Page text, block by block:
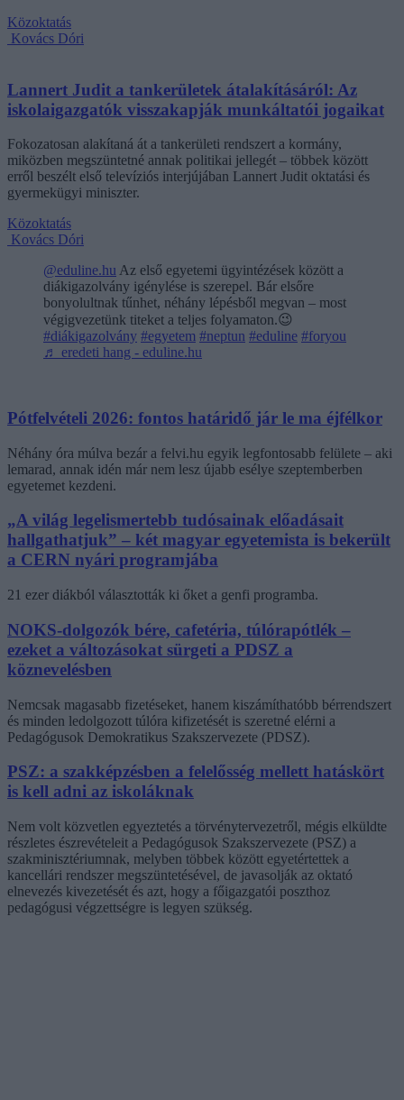
Közoktatás
Kovács Dóri
Lannert Judit a tankerületek átalakításáról: Az
iskolaigazgatók visszakapják munkáltatói jogaikat
Fokozatosan alakítaná át a tankerületi rendszert a kormány,
miközben megszüntetné annak politikai jellegét – többek között
erről beszélt első televíziós interjújában Lannert Judit oktatási és
gyermekügyi miniszter.
Közoktatás
Kovács Dóri
@eduline.hu Az első egyetemi ügyintézések között a
diákigazolvány igénylése is szerepel. Bár elsőre
bonyolultnak tűnhet, néhány lépésből megvan – most
végigvezetünk titeket a teljes folyamaton.😉
#diákigazolvány #egyetem #neptun #eduline #foryou
♬ eredeti hang - eduline.hu
Pótfelvételi 2026: fontos határidő jár le ma éjfélkor
Néhány óra múlva bezár a felvi.hu egyik legfontosabb felülete – aki
lemarad, annak idén már nem lesz újabb esélye szeptemberben
egyetemet kezdeni.
„A világ legelismertebb tudósainak előadásait
hallgathatjuk” – két magyar egyetemista is bekerült
a CERN nyári programjába
21 ezer diákból választották ki őket a genfi programba.
NOKS-dolgozók bére, cafetéria, túlórapótlék –
ezeket a változásokat sürgeti a PDSZ a
köznevelésben
Nemcsak magasabb fizetéseket, hanem kiszámíthatóbb bérrendszert
és minden ledolgozott túlóra kifizetését is szeretné elérni a
Pedagógusok Demokratikus Szakszervezete (PDSZ).
PSZ: a szakképzésben a felelősség mellett hatáskört
is kell adni az iskoláknak
Nem volt közvetlen egyeztetés a törvénytervezetről, mégis elküldte
részletes észrevételeit a Pedagógusok Szakszervezete (PSZ) a
szakminisztériumnak, melyben többek között egyetértettek a
kancellári rendszer megszüntetésével, de javasolják az oktató
elnevezés kivezetését és azt, hogy a főigazgatói poszthoz
pedagógusi végzettségre is legyen szükség.